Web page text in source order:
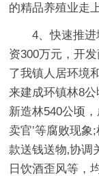
的精品养殖业走
4、快速推
资300万元，开
了我镇人居环境
来建成环镇林8公
新造林540公顷
卖官‛等腐败现象
款送钱送物‚协调
日饮酒歪风等，